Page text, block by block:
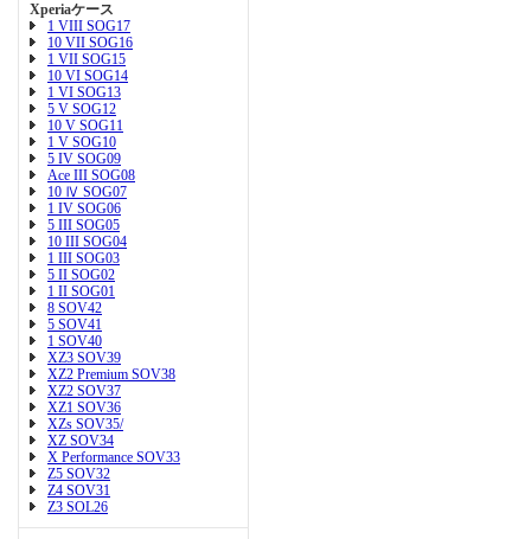
Xperiaケース
1 VIII SOG17
10 VII SOG16
1 VII SOG15
10 VI SOG14
1 VI SOG13
5 V SOG12
10 V SOG11
1 V SOG10
5 IV SOG09
Ace III SOG08
10 Ⅳ SOG07
1 IV SOG06
5 III SOG05
10 III SOG04
1 III SOG03
5 II SOG02
1 II SOG01
8 SOV42
5 SOV41
1 SOV40
XZ3 SOV39
XZ2 Premium SOV38
XZ2 SOV37
XZ1 SOV36
XZs SOV35/
XZ SOV34
X Performance SOV33
Z5 SOV32
Z4 SOV31
Z3 SOL26